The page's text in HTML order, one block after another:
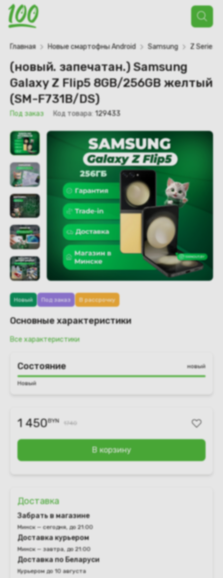
Поиск
товаров
Главная Новые смартофны Android Samsung Z Series
(новый. запечатан.) Samsung
Galaxy Z Flip5 8GB/256GB желтый
(SM-F731B/DS)
Под заказ Код товара: 129433
Новый Под заказ В рассрочку
Основные характеристики
Все характеристики
Состояние новый
Новый
1 450BYN 1740
В корзину
Доставка
Забрать в магазине
Минск — сегодня, до 21:00
Доставка курьером
Минск — завтра, до 21:00
Доставка по Беларуси
Курьером до 10 августа